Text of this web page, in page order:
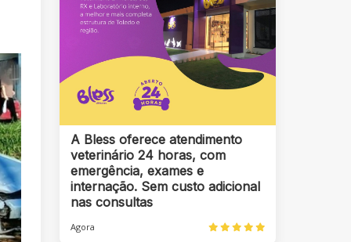
A Bless oferece atendimento
veterinário 24 horas, com
emergência, exames e
internação. Sem custo adicional
nas consultas
Agora